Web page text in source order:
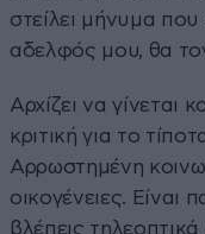
στείλει μήνυμα που
αδελφός μου, θα
Αρχίζει να γίνεται
κριτική για το
Αρρωστημένη
οικογένειες. Είναι
βλέπεις